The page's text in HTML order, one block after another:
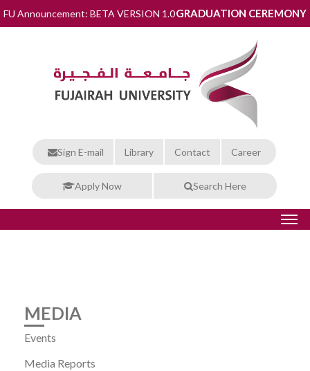
FU Announcement: BETA VERSION 1.0GRADUATION CEREMONY
Sign E-mail Library Contact Career
Apply Now Search Here
MEDIA
Events
Media Reports